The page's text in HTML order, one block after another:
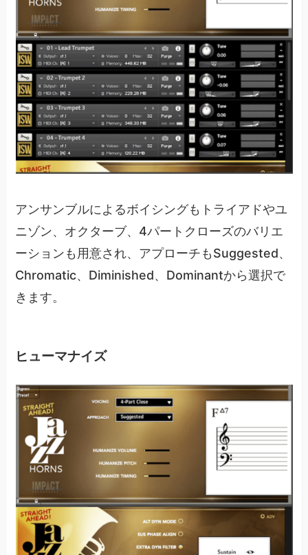
アンサンブルによるボイシングもトライアドやユ
ニゾン、オクターブ、4パートクローズのバリエ
ーションも用意され、アプローチもSuggested、
Chromatic、Diminished、Dominantから選択で
きます。
ヒューマナイズ